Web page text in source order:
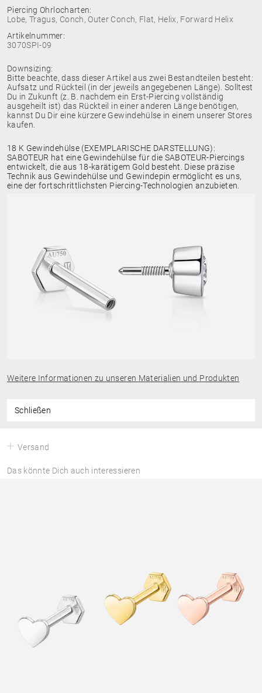
Piercing Ohrlocharten:
Lobe, Tragus, Conch, Outer Conch, Flat, Helix, Forward Helix
Artikelnummer:
3070SPI-09
Downsizing:
Bitte beachte, dass dieser Artikel aus zwei Bestandteilen besteht:
Aufsatz und Rückteil (in der jeweils angegebenen Länge). Solltest
Du in Zukunft (z. B. nachdem ein Erst-Piercing vollständig
ausgeheilt ist) das Rückteil in einer anderen Länge benötigen,
kannst Du Dir eine kürzere Gewindehülse in einem unserer Stores
kaufen.
18 K Gewindehülse (EXEMPLARISCHE DARSTELLUNG):
SABOTEUR hat eine Gewindehülse für die SABOTEUR-Piercings
entwickelt, die aus 18-karätigem Gold besteht. Diese präzise
Technik aus Gewindehülse und Gewindepin ermöglicht es uns,
eine der fortschrittlichsten Piercing-Technologien anzubieten.
Weitere Informationen zu unseren Materialien und Produkten
Schließen
Versand
Das könnte Dich auch interessieren